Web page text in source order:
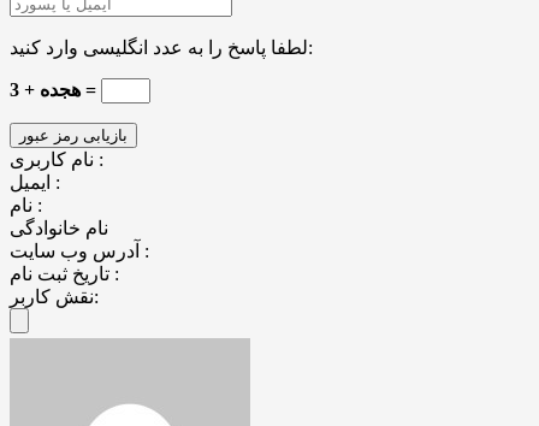
لطفا پاسخ را به عدد انگلیسی وارد کنید:
3 + هجده =
نام کاربری :
ایمیل :
نام :
نام خانوادگی
آدرس وب سایت :
تاریخ ثبت نام :
نقش کاربر: